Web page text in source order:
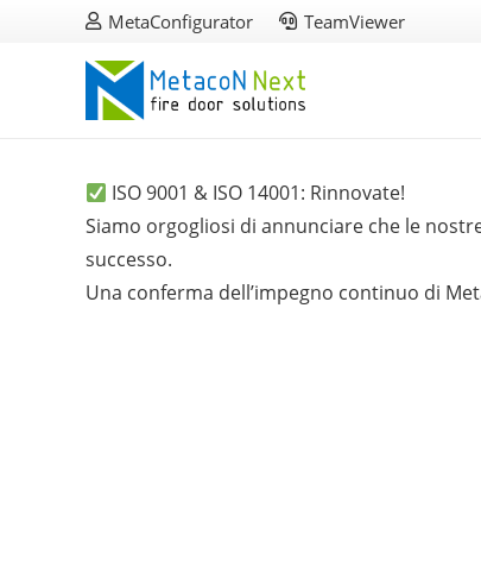
MetaConfigurator TeamViewer
ISO 9001 & ISO 14001: Rinnovate!
Siamo orgogliosi di annunciare che le
successo.
Una conferma dell’impegno continuo di